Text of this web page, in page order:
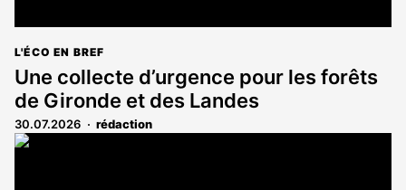
L'ÉCO EN BREF
Une collecte d’urgence pour les forêts
de Gironde et des Landes
30.07.2026 rédaction